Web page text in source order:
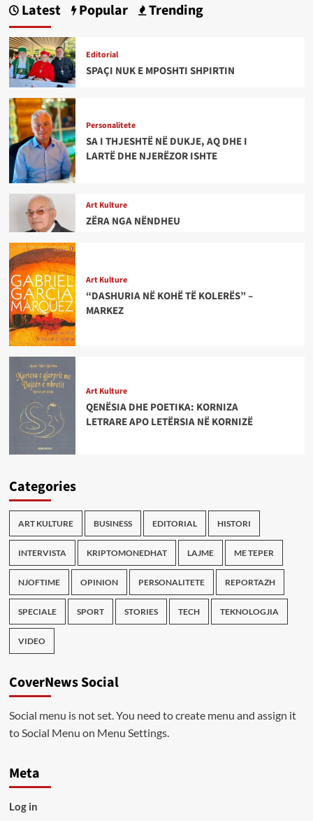
Latest Popular Trending
Editorial
SPAÇI NUK E MPOSHTI SHPIRTIN
Personalitete
SA I THJESHTË NË DUKJE, AQ DHE I
LARTË DHE NJERËZOR ISHTE
Art Kulture
ZËRA NGA NËNDHEU
Art Kulture
“DASHURIA NË KOHË TË KOLERËS” –
MARKEZ
Art Kulture
QENËSIA DHE POETIKA: KORNIZA
LETRARE APO LETËRSIA NË KORNIZË
Categories
ART KULTURE BUSINESS EDITORIAL HISTORI
INTERVISTA KRIPTOMONEDHAT LAJME ME TEPER
NJOFTIME OPINION PERSONALITETE REPORTAZH
SPECIALE SPORT STORIES TECH TEKNOLOGJIA
VIDEO
CoverNews Social
Social menu is not set. You need to create menu and assign it
to Social Menu on Menu Settings.
Meta
Log in